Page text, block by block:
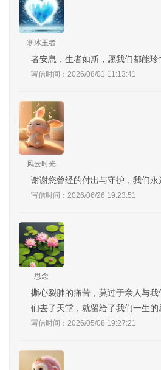
寒冰王者
者安息，生者如斯，愿我们都能
写信时间：2026/08/01 11:13:41
风云时光
谢谢您曾经的付出与守护，我们永
写信时间：2026/06/26 19:23:51
思念
撕心裂肺的痛苦，莫过于亲人与
们去了天堂，就留给了我们一生的
写信时间：2026/05/08 19:27:21